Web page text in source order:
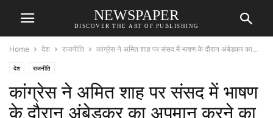
NEWSPAPER
DISCOVER THE ART OF PUBLISHING
Home देश राजनीति कांग्रेस ने अमित शाह पर संसद में भाषण के दौरान अंबेडकर का...
देश राजनीति
कांग्रेस ने अमित शाह पर संसद में भाषण
के दौरान अंबेडकर का अपमान करने का